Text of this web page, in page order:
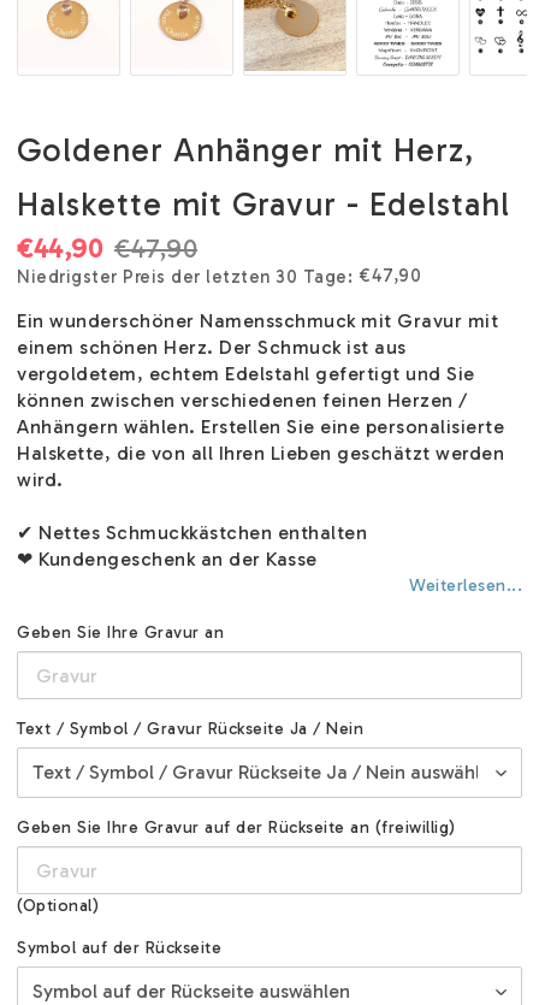
Goldener Anhänger mit Herz,
Halskette mit Gravur - Edelstahl
€47,90
€44,90
Niedrigster Preis der letzten 30 Tage €47,90
Ein wunderschöner Namensschmuck mit Gravur mit
einem schönen Herz. Der Schmuck ist aus
vergoldetem, echtem Edelstahl gefertigt und Sie
können zwischen verschiedenen feinen Herzen /
Anhängern wählen. Erstellen Sie eine personalisierte
Halskette, die von all Ihren Lieben geschätzt werden
wird.
✔ Nettes Schmuckkästchen enthalten
❤ Kundengeschenk an der Kasse
Weiterlesen...
Geben Sie Ihre Gravur an
Text / Symbol / Gravur Rückseite Ja / Nein
Geben Sie Ihre Gravur auf der Rückseite an (freiwillig)
(Optional)
Symbol auf der Rückseite